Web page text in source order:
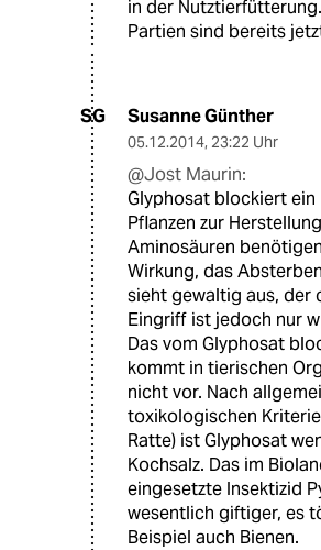
in der
Partien sind bereits
SG Susanne Günther
05.12.2014, 23:22 Uhr
@Jost Maurin:
Glyphosat blockiert ein
Pflanzen zur
Aminosäuren
Wirkung, das
sieht gewaltig aus, der
Eingriff ist jedoch nur
Das vom Glyphosat
kommt in tierischen
nicht vor. Nach
toxikologischen
Ratte) ist Glyphosat
Kochsalz. Das im
eingesetzte Insektizid
wesentlich giftiger, es
Beispiel auch Bienen.